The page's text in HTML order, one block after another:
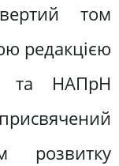
том
редакцією
та НАПрН
розвитку